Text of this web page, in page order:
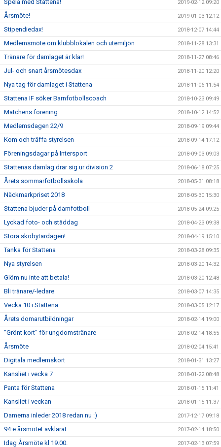
Spela med Stattena! 2019-02-12 09:20
Årsmöte! 2019-01-03 12:12
Stipendiedax! 2018-12-07 14:44
Medlemsmöte om klubblokalen och utemiljön 2018-11-28 13:31
Tränare för damlaget är klar! 2018-11-27 08:46
Jul- och snart årsmötesdax 2018-11-20 12:20
Nya tag för damlaget i Stattena 2018-11-06 11:54
Stattena IF söker Barnfotbollscoach 2018-10-23 09:49
Matchens förening 2018-10-12 14:52
Medlemsdagen 22/9 2018-09-19 09:44
Kom och träffa styrelsen 2018-09-14 17:12
Föreningsdagar på Intersport 2018-09-03 09:03
Stattenas damlag drar sig ur division 2 2018-06-18 07:25
Årets sommarfotbollsskola 2018-05-31 08:18
Näckmarkpriset 2018 2018-05-30 15:30
Stattena bjuder på damfotboll 2018-05-24 09:25
Lyckad foto- och städdag 2018-04-23 09:38
Stora skobytardagen! 2018-04-19 15:10
Tanka för Stattena 2018-03-28 09:35
Nya styrelsen 2018-03-20 14:32
Glöm nu inte att betala! 2018-03-20 12:48
Bli tränare/-ledare 2018-03-07 14:35
Vecka 10 i Stattena 2018-03-05 12:17
Årets domarutbildningar 2018-02-14 19:00
"Grönt kort" för ungdomstränare 2018-02-14 18:55
Årsmöte 2018-02-04 15:41
Digitala medlemskort 2018-01-31 13:27
Kansliet i vecka 7 2018-01-22 08:48
Panta för Stattena 2018-01-15 11:41
Kansliet i veckan 2018-01-15 11:37
Damerna inleder 2018 redan nu :) 2017-12-17 09:18
94:e årsmötet avklarat 2017-02-14 18:50
Idag Årsmöte kl 19.00. 2017-02-13 07:59